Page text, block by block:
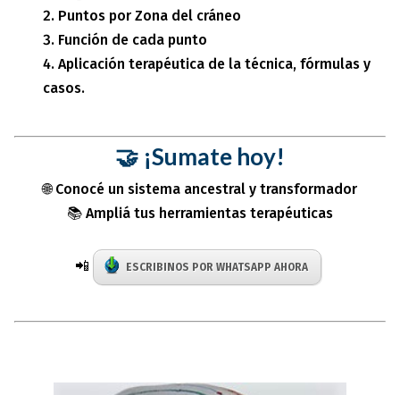
Puntos por Zona del cráneo
Función de cada punto
Aplicación terapéutica de la técnica, fórmulas y
casos.
🤝 ¡Sumate hoy!
🌐 Conocé un sistema ancestral y transformador
📚 Ampliá tus herramientas terapéuticas
📲 ESCRIBINOS POR WHATSAPP AHORA